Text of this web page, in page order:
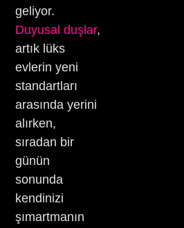
geliyor.
Duyusal duşlar,
artık lüks
evlerin yeni
standartları
arasında yerini
alırken,
sıradan bir
günün
sonunda
kendinizi
şımartmanın